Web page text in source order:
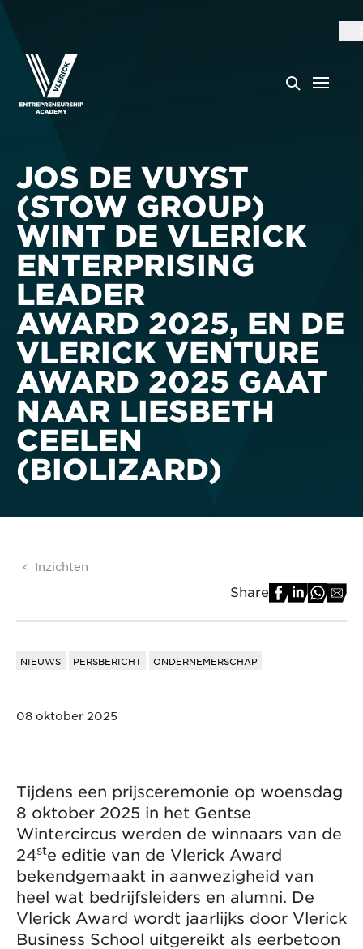
JOS DE VUYST
(STOW GROUP)
WINT DE VLERICK
ENTERPRISING
LEADER
AWARD 2025, EN DE
VLERICK VENTURE
AWARD 2025 GAAT
NAAR LIESBETH
CEELEN
(BIOLIZARD)
Inzichten
Share
NIEUWS PERSBERICHT ONDERNEMERSCHAP
08 oktober 2025
Tijdens een prijsceremonie op woensdag
8 oktober 2025 in het Gentse
Wintercircus werden de winnaars van de
24ste editie van de Vlerick Award
bekendgemaakt in aanwezigheid van
heel wat bedrijfsleiders en alumni. De
Vlerick Award wordt jaarlijks door Vlerick
Business School uitgereikt als eerbetoon